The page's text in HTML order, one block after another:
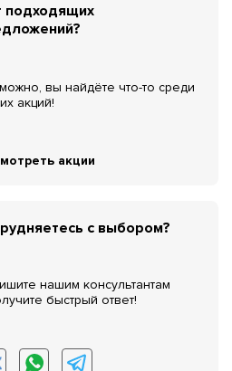
подходящих
вы найдёте что-то среди
акций!
акции
с выбором?
нашим консультантам
быстрый ответ!